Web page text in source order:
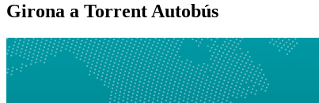
Girona a Torrent Autobús